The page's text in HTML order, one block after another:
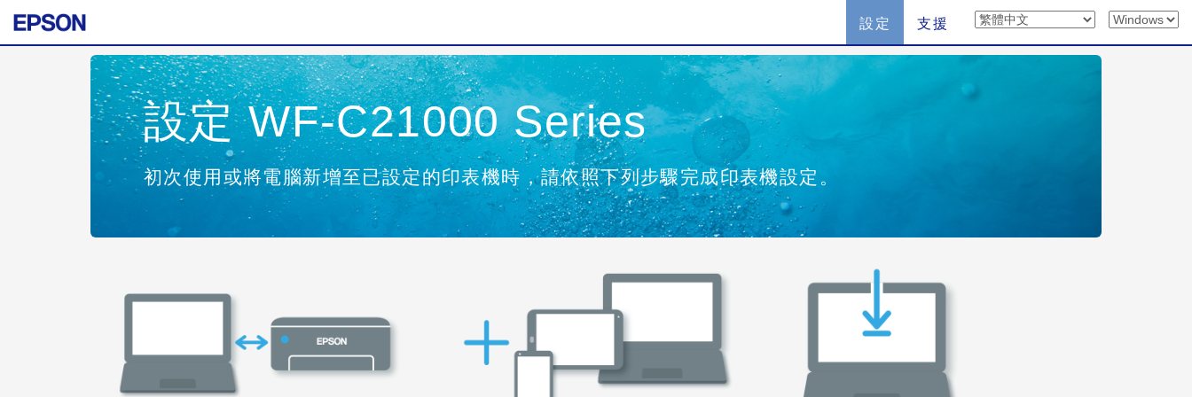
設定 支援
設定 WF-C21000 Series
初次使用或將電腦新增至已設定的印表機時，請依照下列步驟完成印表機設定。